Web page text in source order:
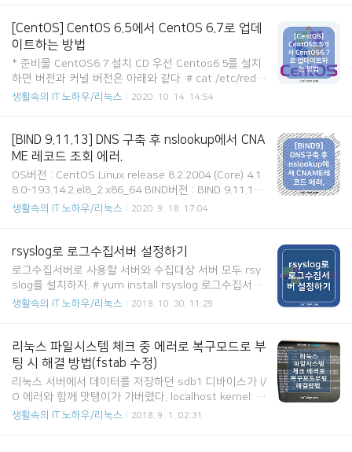
c를 누르면 boot: 프롬프트로 떨어진다. 아래와 같이 입
력 후 엔터 boot: linux modprobe.blacklist=ahci inst.
dd 쭉 진행되다가 DD: starting interactive mode 라
는 메세지를 출력하고 드라이버가 있는 장치를 선택하라
고 나온다. (Page 1 of 1) Driver disk device selectio
n 이렇게 써있고 그 아래 1)..
[CentOS] CentOS 6.5에서 CentOS 6.7로 업데
이트하는 방법
* 준비물 CentOS6.7 설치 CD 우선 Centos6.5를 설치
하면 버전과 커널 버전은 아래와 같다. # cat /etc/redh
at-release CentOS release 6.5 (Final) # uname -r
6.10으로 업데이트가 된다. 업데이트 후 버전 확인. # ca
t /etc/redhat-release CentOS release 6.10 (Final)
# uname -r 2.6.32-431.el6.x86_64 설치 미디어로 6.7
업데이트를 해야 하기 때문에 yum.repo.d의 CentOS-
Media.repo를 수정해야 한다. # cd /etc/yum.re..
생활속의 IT 노하우/리눅스 2020. 10. 14. 14:54
[BIND 9.11.13] DNS 구축 후 nslookup에서 CNA
ME 레코드 조회 에러.
OS버전 : CentOS Linux release 8.2.2004 (Core) 4.1
8.0-193.14.2.el8_2.x86_64 BIND버전 : BIND 9.11.13-
RedHat-9.11.13-5.el8_2 (Extended Support Versio
server failed라면서 조회가 안 됨. 서버 메세지 로그에
서는 아래와 같은 로그를 남김... validating kr/DNSKEY:
verify failed due to bad signature (keyid=61615):
RRSIG validity period has not begun validating kr/
DNSKEY: no v..
생활속의 IT 노하우/리눅스 2020. 9. 18. 17:04
rsyslog로 로그수집서버 설정하기
로그수집서버로 사용할 서버와 수집대상 서버 모두 rsy
slog를 설치하자. # yum install rsyslog 로그수집서버
의 conf파일에 아래와 같이 수정하자. # vi /etc/rsyslo
생활속의 IT 노하우/리눅스 2018. 10. 30. 11:29
리눅스 파일시스템 체크 중 에러로 복구모드로 부
팅 시 해결 방법(fstab 수정)
리눅스 서버에서 데이터를 저장하던 sdb1 디바이스가 I/
O 에러와 함께 맛탱이가 가버렸다. localhost kernel: E
XT3-fs error (device sdb1): ext3_get_inode_loc: un
생활속의 IT 노하우/리눅스 2018. 9. 1. 02:31